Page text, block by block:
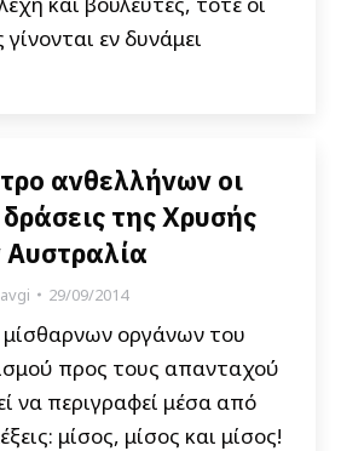
γίνονται εν δυνάμει
ανθελλήνων οι
της Χρυσής
29/09/2014
οργάνων του
προς τους απανταχού
να περιγραφεί μέσα από
μίσος, μίσος και μίσος!